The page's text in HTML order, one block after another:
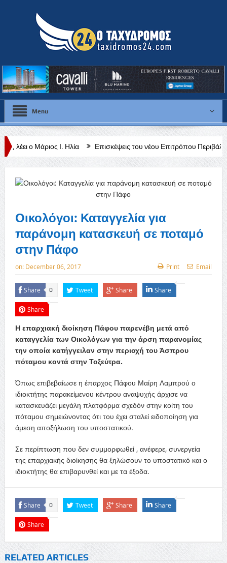
Menu
Ι. Ηλία Επισκέψεις του νέου Επιτρόπου Περιβάλλοντος και
Πίνακας (VIES) για τον Ιούλιο 2026
Οικολόγοι: Καταγγελία για
παράνομη κατασκευή σε ποταμό
στην Πάφο
on: December 06, 2017 Print Email
Share 0 Tweet Share Share
Share
Η επαρχιακή διοίκηση Πάφου παρενέβη μετά από
καταγγελία των Οικολόγων για την άρση παρανομίας
την οποία κατήγγειλαν στην περιοχή του Άσπρου
πόταμου κοντά στην Τοξεύτρα.
Όπως επιβεβαίωσε η έπαρχος Πάφου Μαίρη Λαμπρού ο
ιδιοκτήτης παρακείμενου κέντρου αναψυχής άρχισε να
κατασκευάζει μεγάλη πλατφόρμα σχεδόν στην κοίτη του
πόταμου σημειώνοντας ότι του έχει σταλεί ειδοποίηση για
άμεση αποξήλωση του υποστατικού.
Σε περίπτωση που δεν συμμορφωθεί , ανέφερε, συνεργεία
της επαρχιακής διοίκησης θα ξηλώσουν το υποστατικό και ο
ιδιοκτήτης θα επιβαρυνθεί και με τα έξοδα.
Share 0 Tweet Share Share
Share
RELATED ARTICLES